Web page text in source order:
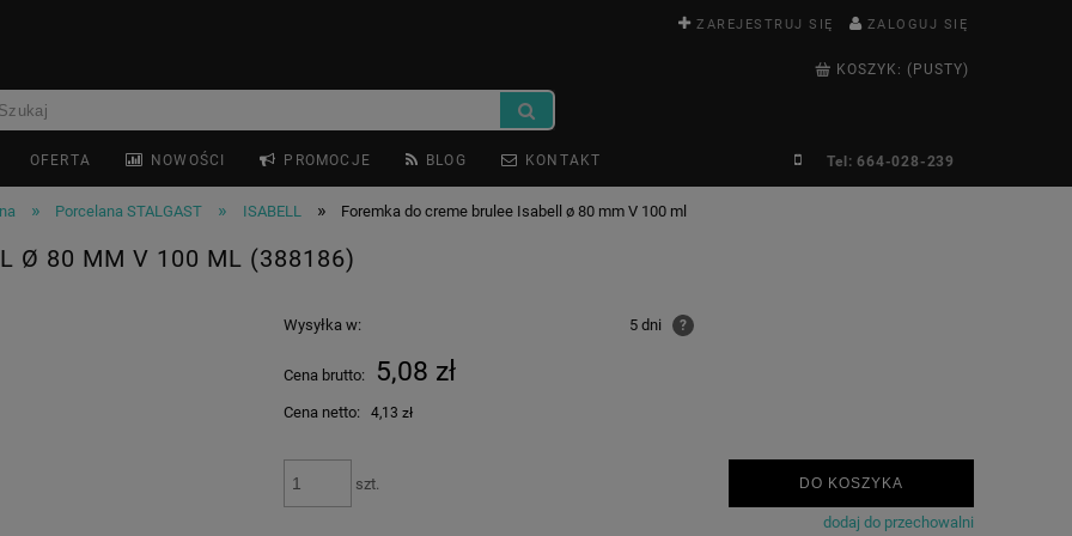
ZAREJESTRUJ SIĘ ZALOGUJ SIĘ
KOSZYK: (PUSTY)
OFERTA NOWOŚCI PROMOCJE BLOG KONTAKT Tel: 664-028-239
» Porcelana STALGAST » ISABELL » Foremka do creme brulee Isabell ø 80 mm V 100 ml
Ø 80 MM V 100 ML (388186)
Wysyłka w: 5 dni ?
Cena brutto: 5,08 zł
Cena netto: 4,13 zł
szt. DO KOSZYKA
dodaj do przechowalni